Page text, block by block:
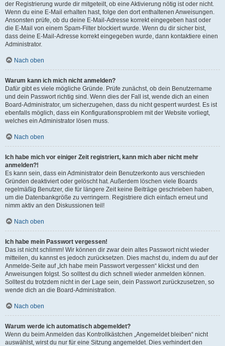
der Registrierung wurde dir mitgeteilt, ob eine Aktivierung nötig ist oder nicht.
Wenn du eine E-Mail erhalten hast, folge den dort enthaltenen Anweisungen.
Ansonsten prüfe, ob du deine E-Mail-Adresse korrekt eingegeben hast oder
die E-Mail von einem Spam-Filter blockiert wurde. Wenn du dir sicher bist,
dass deine E-Mail-Adresse korrekt eingegeben wurde, dann kontaktiere einen
Administrator.
Nach oben
Warum kann ich mich nicht anmelden?
Dafür gibt es viele mögliche Gründe. Prüfe zunächst, ob dein Benutzername
und dein Passwort richtig sind. Wenn dies der Fall ist, wende dich an einen
Board-Administrator, um sicherzugehen, dass du nicht gesperrt wurdest. Es ist
ebenfalls möglich, dass ein Konfigurationsproblem mit der Website vorliegt,
welches ein Administrator lösen muss.
Nach oben
Ich habe mich vor einiger Zeit registriert, kann mich aber nicht mehr
anmelden?!
Es kann sein, dass ein Administrator dein Benutzerkonto aus verschieden
Gründen deaktiviert oder gelöscht hat. Außerdem löschen viele Boards
regelmäßig Benutzer, die für längere Zeit keine Beiträge geschrieben haben,
um die Datenbankgröße zu verringern. Registriere dich einfach erneut und
nimm aktiv an den Diskussionen teil!
Nach oben
Ich habe mein Passwort vergessen!
Das ist nicht schlimm! Wir können dir zwar dein altes Passwort nicht wieder
mitteilen, du kannst es jedoch zurücksetzen. Dies machst du, indem du auf der
Anmelde-Seite auf „Ich habe mein Passwort vergessen“ klickst und den
Anweisungen folgst. So solltest du dich schnell wieder anmelden können.
Solltest du trotzdem nicht in der Lage sein, dein Passwort zurückzusetzen, so
wende dich an die Board-Administration.
Nach oben
Warum werde ich automatisch abgemeldet?
Wenn du beim Anmelden das Kontrollkästchen „Angemeldet bleiben“ nicht
auswählst, wirst du nur für eine Sitzung angemeldet. Dies verhindert den